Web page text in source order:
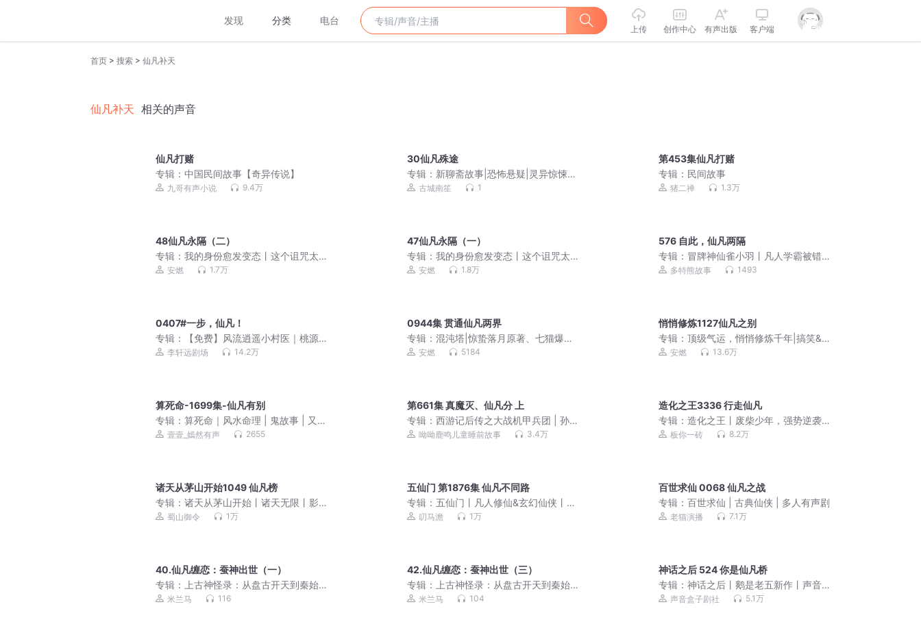
发现 分类 电台
上传 创作中心 有声出版 客户端
首页 > 搜索 > 仙凡补天
仙凡补天 相关的声音
仙凡打赌
专辑： 中国民间故事【奇异传说】
九哥有声小说 9.4万
30仙凡殊途
专辑： 新聊斋故事|恐怖悬疑|灵异惊悚|
民间故事|
古城南笙 1
第453集仙凡打赌
专辑： 民间故事
猪二禅 1.3万
48仙凡永隔（二）
专辑： 我的身份愈发变态丨这个诅咒太
棒了2丨重生穿越&搞笑安燃丨多人有声
安燃 1.7万
47仙凡永隔（一）
专辑：我的身份愈发变态丨这个诅咒太
棒了2丨重生穿越&搞笑安燃丨多人有声
安燃 1.8万
576 自此，仙凡两隔
专辑： 冒牌神仙雀小羽丨凡人学霸被错
认神仙丨多特熊故事
多特熊故事 1493
0407#一步，仙凡！
专辑：
【免费】风流逍遥小村医｜桃源
偷香高手｜风流香艳美女｜乡野迷情｜
李轩远剧场 14.2万
0944集 贯通仙凡两界
专辑：混沌塔|惊蛰落月原著、七猫爆款
玄幻ip|安燃监制
安燃 5184
悄悄修炼1127仙凡之别
专辑：顶级气运，悄悄修炼千年|搞笑&
修仙|vip免费
安燃 13.6万
算死命-1699集-仙凡有别
专辑： 算死命｜风水命理 | 鬼故事 | 又名
太一神算
壹壹_嫣然有声 2655
第661集 真魔灭、仙凡分 上
专辑：西游记后传之大战机甲兵团 | 孙
悟空上学记2
呦呦鹿鸣儿童睡前故事 3.4万
造化之王3336 行走仙凡
专辑：造化之王丨废柴少年，强势逆袭
丨玄幻精品多人有声剧
板你一砖 8.2万
诸天从茅山开始1049 仙凡榜
专辑： 诸天从茅山开始丨诸天无限丨影
视穿越丨多人有声剧
蜀山御令 1万
五仙门 第1876集 仙凡不同路
专辑： 五仙门丨凡人修仙&玄幻仙侠丨多
人有声剧
叨马澹 1万
百世求仙 0068 仙凡之战
专辑：百世求仙 | 古典仙侠 | 多人有声剧
老猫演播 7.1万
40.仙凡缠恋：蚕神出世（一）
专辑：
上古神怪录：从盘古开天到秦始
皇一统
米兰马 116
42.仙凡缠恋：蚕神出世（三）
专辑：
上古神怪录：从盘古开天到秦始
皇一统
米兰马 104
神话之后 524 你是仙凡桥
专辑：神话之后丨鹅是老五新作丨声音
盒子剧社《弃宇宙》团队|多人有声剧
声音盒子剧社 5.1万